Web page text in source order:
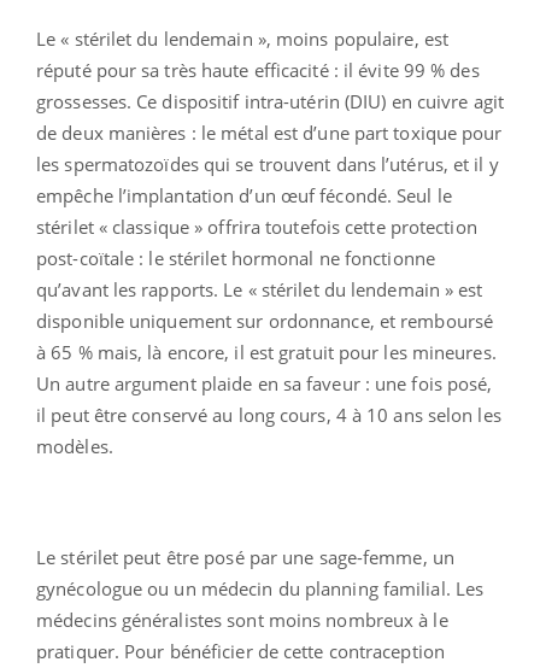
Le « stérilet du lendemain », moins populaire, est
réputé pour sa très haute efficacité : il évite 99 % des
grossesses. Ce dispositif intra-utérin (DIU) en cuivre agit
de deux manières : le métal est d’une part toxique pour
les spermatozoïdes qui se trouvent dans l’utérus, et il y
empêche l’implantation d’un œuf fécondé. Seul le
stérilet « classique » offrira toutefois cette protection
post-coïtale : le stérilet hormonal ne fonctionne
qu’avant les rapports. Le « stérilet du lendemain » est
disponible uniquement sur ordonnance, et remboursé
à 65 % mais, là encore, il est gratuit pour les mineures.
Un autre argument plaide en sa faveur : une fois posé,
il peut être conservé au long cours, 4 à 10 ans selon les
modèles.
Le stérilet peut être posé par une sage-femme, un
gynécologue ou un médecin du planning familial. Les
médecins généralistes sont moins nombreux à le
pratiquer. Pour bénéficier de cette contraception